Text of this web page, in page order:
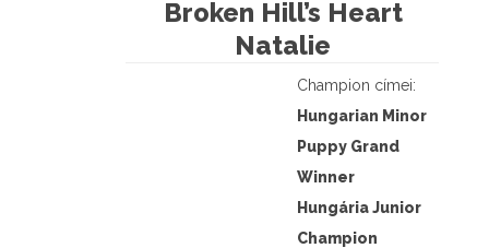
Broken Hill’s Heart
Natalie
Champion címei:
Hungarian Minor
Puppy Grand
Winner
Hungária Junior
Champion